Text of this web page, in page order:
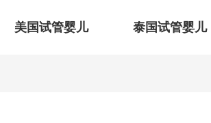
美国试管婴儿 泰国试管婴儿